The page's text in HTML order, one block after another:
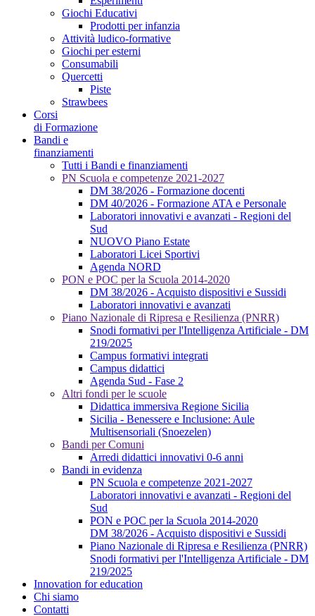
Giochi Educativi
Prodotti per infanzia
Attività ludico-formative
Giochi per esterni
Consumabili
Quercetti
Piste
Strawbees
Corsi
di Formazione
Bandi e
finanziamenti
Tutti i Bandi e finanziamenti
PN Scuola e competenze 2021-2027
DM 38/2026 - Formazione docenti
DM 40/2026 - Formazione ATA e Personale
Laboratori innovativi e avanzati - Regioni del
Sud
NUOVO Piano Estate
Laboratori Licei Sportivi
Agenda NORD
PON e POC per la Scuola 2014-2020
DM 38/2026 - Acquisto dispositivi e Sussidi
Laboratori innovativi e avanzati
Piano Nazionale di Ripresa e Resilienza (PNRR)
Snodi formativi per l'Intelligenza Artificiale - DM
219/2025
Campus formativi integrati
Campus didattici
Agenda Sud - Fase 2
Altri fondi per le scuole
Didattica immersiva Regione Sicilia
Sicilia - Benessere e Inclusione: Aule
Multisensoriali (Snoezelen)
Bandi per Comuni
Arredi didattici innovativi 0-6 anni
Bandi in evidenza
PN Scuola e competenze 2021-2027
Laboratori innovativi e avanzati - Regioni del
Sud
PON e POC per la Scuola 2014-2020
DM 38/2026 - Acquisto dispositivi e Sussidi
Piano Nazionale di Ripresa e Resilienza (PNRR)
Snodi formativi per l'Intelligenza Artificiale - DM
219/2025
Innovation for education
Chi siamo
Contatti